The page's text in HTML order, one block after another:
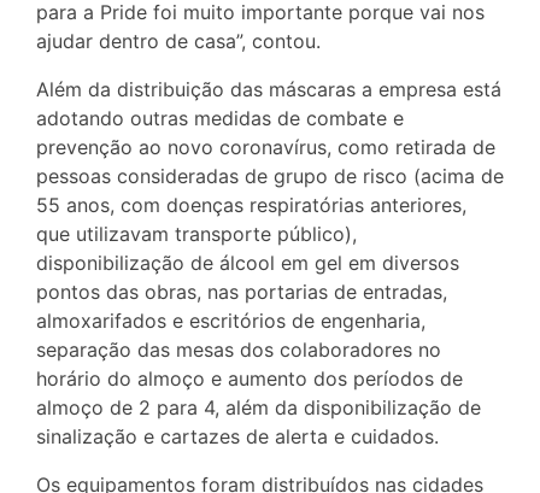
para a Pride foi muito importante porque vai nos
ajudar dentro de casa”, contou.
Além da distribuição das máscaras a empresa está
adotando outras medidas de combate e
prevenção ao novo coronavírus, como retirada de
pessoas consideradas de grupo de risco (acima de
55 anos, com doenças respiratórias anteriores,
que utilizavam transporte público),
disponibilização de álcool em gel em diversos
pontos das obras, nas portarias de entradas,
almoxarifados e escritórios de engenharia,
separação das mesas dos colaboradores no
horário do almoço e aumento dos períodos de
almoço de 2 para 4, além da disponibilização de
sinalização e cartazes de alerta e cuidados.
Os equipamentos foram distribuídos nas cidades